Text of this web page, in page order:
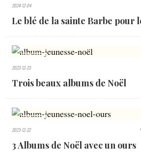
VIEWS
2024-12-04
Le blé de la sainte Barbe pour
VIEWS
2023-12-23
Trois beaux albums de Noël
VIEWS
2023-12-22
3 Albums de Noël avec un ours